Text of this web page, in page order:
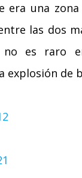
era una
las dos
no es raro
explosión de